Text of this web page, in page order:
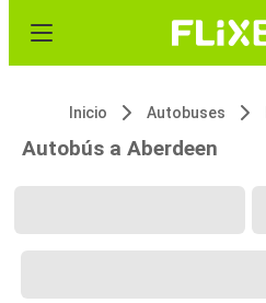
Inicio Autobuses
Autobús a Aberdeen